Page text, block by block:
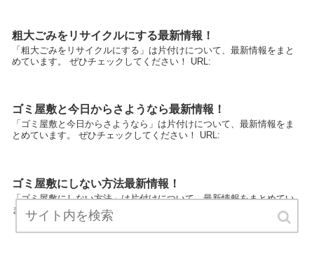
粗大ごみをリサイクルにする最新情報！
「粗大ごみをリサイクルにする」は片付けについて、最新情報をまと
めています。 ぜひチェックしてください！ URL:
ゴミ屋敷と今日からさようなら最新情報！
「ゴミ屋敷と今日からさようなら」は片付けについて、最新情報をま
とめています。 ぜひチェックしてください！ URL:
ゴミ屋敷にしない方法最新情報！
「ゴミ屋敷にしない方法」は片付けについて、最新情報をまとめてい
ます。 ぜひチェックしてください！ URL: